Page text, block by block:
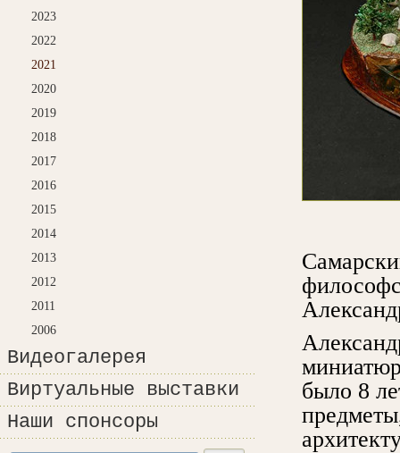
2023
2022
2021
2020
2019
2018
2017
2016
2015
2014
2013
2012
2011
2006
Видеогалерея
Виртуальные выставки
Наши спонсоры
было 8